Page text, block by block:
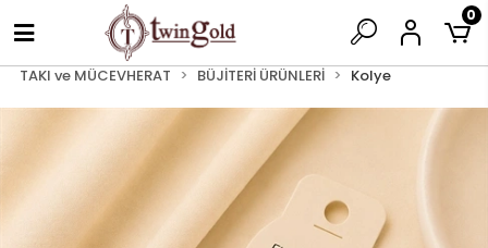
0
TAKI ve MÜCEVHERAT BÜJİTERİ ÜRÜNLERİ Kolye